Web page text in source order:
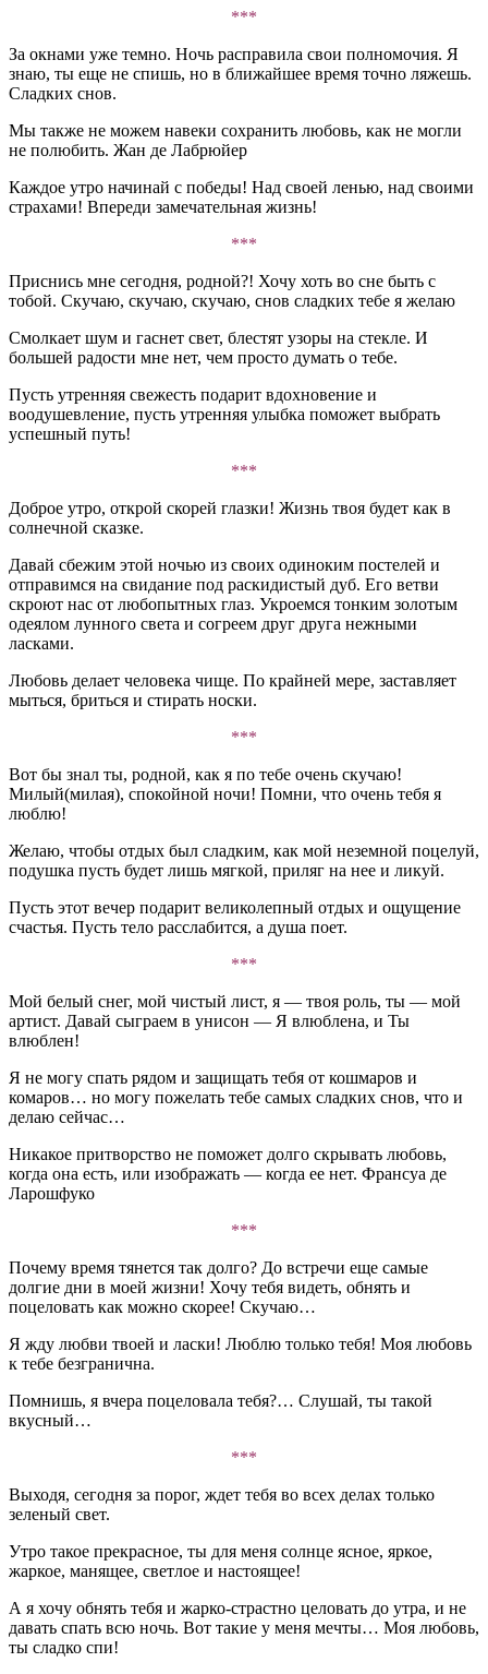
***
За окнами уже темно. Ночь расправила свои полномочия. Я
знаю, ты еще не спишь, но в ближайшее время точно ляжешь.
Сладких снов.
Мы также не можем навеки сохранить любовь, как не могли
не полюбить. Жан де Лабрюйер
Каждое утро начинай с победы! Над своей ленью, над своими
страхами! Впереди замечательная жизнь!
***
Приснись мне сегодня, родной?! Хочу хоть во сне быть с
тобой. Скучаю, скучаю, скучаю, снов сладких тебе я желаю
Смолкает шум и гаснет свет, блестят узоры на стекле. И
большей радости мне нет, чем просто думать о тебе.
Пусть утренняя свежесть подарит вдохновение и
воодушевление, пусть утренняя улыбка поможет выбрать
успешный путь!
***
Доброе утро, открой скорей глазки! Жизнь твоя будет как в
солнечной сказке.
Давай сбежим этой ночью из своих одиноким постелей и
отправимся на свидание под раскидистый дуб. Его ветви
скроют нас от любопытных глаз. Укроемся тонким золотым
одеялом лунного света и согреем друг друга нежными
ласками.
Любовь делает человека чище. По крайней мере, заставляет
мыться, бриться и стирать носки.
***
Вот бы знал ты, родной, как я по тебе очень скучаю!
Милый(милая), спокойной ночи! Помни, что очень тебя я
люблю!
Желаю, чтобы отдых был сладким, как мой неземной поцелуй,
подушка пусть будет лишь мягкой, приляг на нее и ликуй.
Пусть этот вечер подарит великолепный отдых и ощущение
счастья. Пусть тело расслабится, а душа поет.
***
Мой белый снег, мой чистый лист, я — твоя роль, ты — мой
артист. Давай сыграем в унисон — Я влюблена, и Ты
влюблен!
Я не могу спать рядом и защищать тебя от кошмаров и
комаров… но могу пожелать тебе самых сладких снов, что и
делаю сейчас…
Никакое притворство не поможет долго скрывать любовь,
когда она есть, или изображать — когда ее нет. Франсуа де
Ларошфуко
***
Почему время тянется так долго? До встречи еще самые
долгие дни в моей жизни! Хочу тебя видеть, обнять и
поцеловать как можно скорее! Скучаю…
Я жду любви твоей и ласки! Люблю только тебя! Моя любовь
к тебе безгранична.
Помнишь, я вчера поцеловала тебя?… Слушай, ты такой
вкусный…
***
Выходя, сегодня за порог, ждет тебя во всех делах только
зеленый свет.
Утро такое прекрасное, ты для меня солнце ясное, яркое,
жаркое, манящее, светлое и настоящее!
А я хочу обнять тебя и жарко-страстно целовать до утра, и не
давать спать всю ночь. Вот такие у меня мечты… Моя любовь,
ты сладко спи!